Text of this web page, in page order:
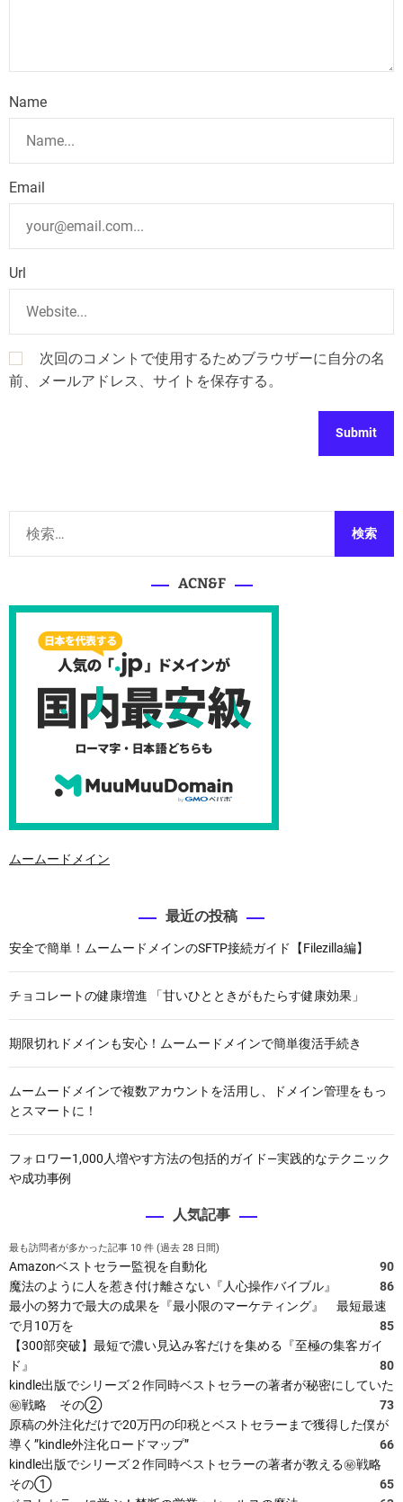
Name
Email
Url
次回のコメントで使用するためブラウザーに自分の名
前、メールアドレス、サイトを保存する。
ACN&F
ムームードメイン
最近の投稿
安全で簡単！ムームードメインのSFTP接続ガイド【Filezilla編】
チョコレートの健康増進 「甘いひとときがもたらす健康効果」
期限切れドメインも安心！ムームードメインで簡単復活手続き
ムームードメインで複数アカウントを活用し、ドメイン管理をもっ
とスマートに！
フォロワー1,000人増やす方法の包括的ガイド—実践的なテクニック
や成功事例
人気記事
最も訪問者が多かった記事 10 件 (過去 28 日間)
Amazonベストセラー監視を自動化
90
魔法のように人を惹き付け離さない『人心操作バイブル』
86
最小の努力で最大の成果を『最小限のマーケティング』 最短最速
で月10万を
85
【300部突破】最短で濃い見込み客だけを集める『至極の集客ガイ
ド』
80
kindle出版でシリーズ２作同時ベストセラーの著者が秘密にしていた
㊙戦略 その②
73
原稿の外注化だけで20万円の印税とベストセラーまで獲得した僕が
導く”kindle外注化ロードマップ”
66
kindle出版でシリーズ２作同時ベストセラーの著者が教える㊙戦略
その①
65